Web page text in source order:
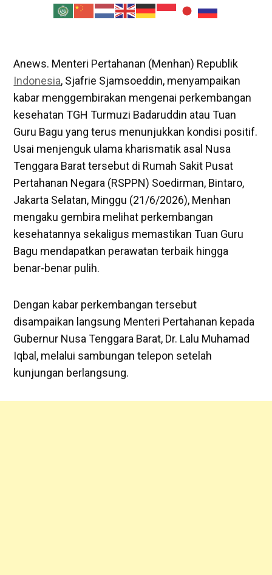
Anews. Menteri Pertahanan (Menhan) Republik
Indonesia, Sjafrie Sjamsoeddin, menyampaikan
kabar menggembirakan mengenai perkembangan
kesehatan TGH Turmuzi Badaruddin atau Tuan
Guru Bagu yang terus menunjukkan kondisi positif.
Usai menjenguk ulama kharismatik asal Nusa
Tenggara Barat tersebut di Rumah Sakit Pusat
Pertahanan Negara (RSPPN) Soedirman, Bintaro,
Jakarta Selatan, Minggu (21/6/2026), Menhan
mengaku gembira melihat perkembangan
kesehatannya sekaligus memastikan Tuan Guru
Bagu mendapatkan perawatan terbaik hingga
benar-benar pulih.
Dengan kabar perkembangan tersebut
disampaikan langsung Menteri Pertahanan kepada
Gubernur Nusa Tenggara Barat, Dr. Lalu Muhamad
Iqbal, melalui sambungan telepon setelah
kunjungan berlangsung.